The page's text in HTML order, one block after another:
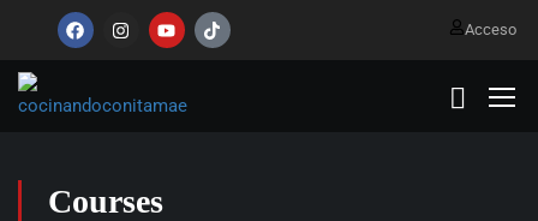
Acceso
Courses